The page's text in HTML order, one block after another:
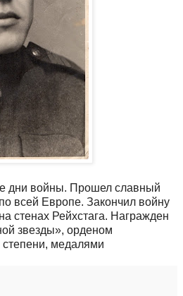
дни войны. Прошел славный
всей Европе. Закончил войну
стенах Рейхстага. Награжден
звезды», орденом
медалями